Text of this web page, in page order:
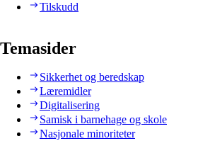
Tilskudd
Temasider
Sikkerhet og beredskap
Læremidler
Digitalisering
Samisk i barnehage og skole
Nasjonale minoriteter